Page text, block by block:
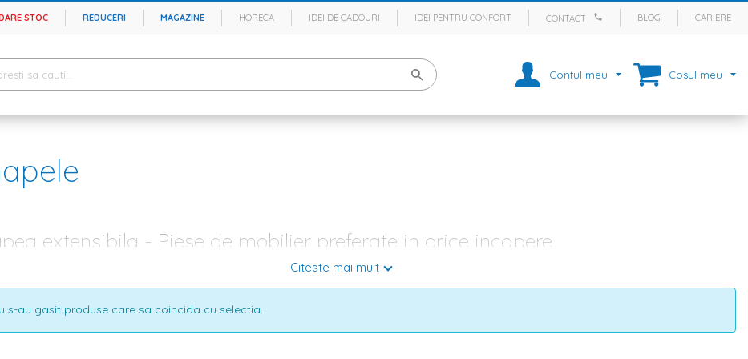
STOC REDUCERI MAGAZINE HORECA IDEI DE CADOURI IDEI PENTRU CONFORT CONTACT BLOG CARIERE
Contul meu Cosul meu
extensibila - Piese de mobilier preferate in orice incapere
extensibile pentru living sunt piese de mobilier populare, folosite in apartamente, garsoniere sau vile, in spatii mici sau mari, amenajate in
Apreciate pentru momentele in care vin in vizita rude si prieteni dragi sau atunci cand este nevoie de un pat in plus, canapelele au diferite
si imprimeuri. Pe site-ul Homelux.ro exista o oferta bogata de
canapele fixe sau extensibile care se potrivesc in hol sau dormitor,
relaxarea dupa o zi grea sau desprecomode TVchic, aici gasesti tot ce ai nevoie.
Citeste mai mult
s-au gasit produse care sa coincida cu selectia.